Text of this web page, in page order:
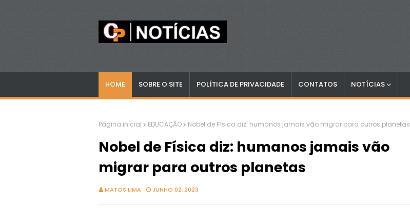
HOME SOBRE O SITE POLÍTICA DE PRIVACIDADE CONTATOS NOTÍCIAS
Página inicial EDUCAÇÃO Nobel de Física diz: humanos jamais vão migrar para outros planetas
Nobel de Física diz: humanos jamais vão
migrar para outros planetas
MATOS LIMA JUNHO 02, 2023